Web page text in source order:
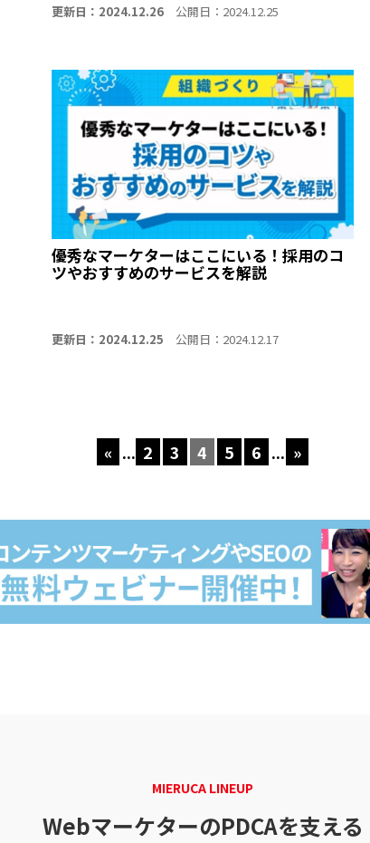
更新日：2024.12.26 公開日：2024.12.25
優秀なマーケターはここにいる！採用のコ
ツやおすすめのサービスを解説
更新日：2024.12.25 公開日：2024.12.17
« ... 2 3 4 5 6 ... »
MIERUCA LINEUP
WebマーケターのPDCAを支える